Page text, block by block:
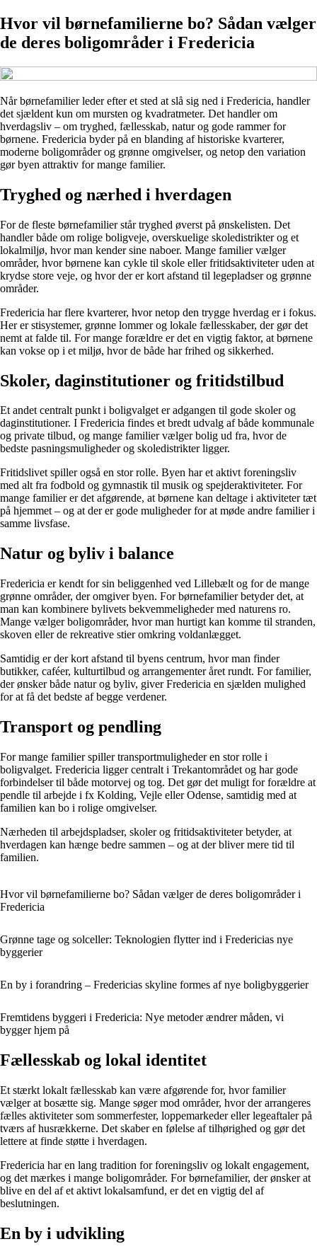
Hvor vil børnefamilierne bo? Sådan vælger
de deres boligområder i Fredericia
Når børnefamilier leder efter et sted at slå sig ned i Fredericia, handler
det sjældent kun om mursten og kvadratmeter. Det handler om
hverdagsliv – om tryghed, fællesskab, natur og gode rammer for
børnene. Fredericia byder på en blanding af historiske kvarterer,
moderne boligområder og grønne omgivelser, og netop den variation
gør byen attraktiv for mange familier.
Tryghed og nærhed i hverdagen
For de fleste børnefamilier står tryghed øverst på ønskelisten. Det
handler både om rolige boligveje, overskuelige skoledistrikter og et
lokalmiljø, hvor man kender sine naboer. Mange familier vælger
områder, hvor børnene kan cykle til skole eller fritidsaktiviteter uden at
krydse store veje, og hvor der er kort afstand til legepladser og grønne
områder.
Fredericia har flere kvarterer, hvor netop den trygge hverdag er i fokus.
Her er stisystemer, grønne lommer og lokale fællesskaber, der gør det
nemt at falde til. For mange forældre er det en vigtig faktor, at børnene
kan vokse op i et miljø, hvor de både har frihed og sikkerhed.
Skoler, daginstitutioner og fritidstilbud
Et andet centralt punkt i boligvalget er adgangen til gode skoler og
daginstitutioner. I Fredericia findes et bredt udvalg af både kommunale
og private tilbud, og mange familier vælger bolig ud fra, hvor de
bedste pasningsmuligheder og skoledistrikter ligger.
Fritidslivet spiller også en stor rolle. Byen har et aktivt foreningsliv
med alt fra fodbold og gymnastik til musik og spejderaktiviteter. For
mange familier er det afgørende, at børnene kan deltage i aktiviteter tæt
på hjemmet – og at der er gode muligheder for at møde andre familier i
samme livsfase.
Natur og byliv i balance
Fredericia er kendt for sin beliggenhed ved Lillebælt og for de mange
grønne områder, der omgiver byen. For børnefamilier betyder det, at
man kan kombinere bylivets bekvemmeligheder med naturens ro.
Mange vælger boligområder, hvor man hurtigt kan komme til stranden,
skoven eller de rekreative stier omkring voldanlægget.
Samtidig er der kort afstand til byens centrum, hvor man finder
butikker, caféer, kulturtilbud og arrangementer året rundt. For familier,
der ønsker både natur og byliv, giver Fredericia en sjælden mulighed
for at få det bedste af begge verdener.
Transport og pendling
For mange familier spiller transportmuligheder en stor rolle i
boligvalget. Fredericia ligger centralt i Trekantområdet og har gode
forbindelser til både motorvej og tog. Det gør det muligt for forældre at
pendle til arbejde i fx Kolding, Vejle eller Odense, samtidig med at
familien kan bo i rolige omgivelser.
Nærheden til arbejdspladser, skoler og fritidsaktiviteter betyder, at
hverdagen kan hænge bedre sammen – og at der bliver mere tid til
familien.
Hvor vil børnefamilierne bo? Sådan vælger de deres boligområder i
Fredericia
Grønne tage og solceller: Teknologien flytter ind i Fredericias nye
byggerier
En by i forandring – Fredericias skyline formes af nye boligbyggerier
Fremtidens byggeri i Fredericia: Nye metoder ændrer måden, vi
bygger hjem på
Fællesskab og lokal identitet
Et stærkt lokalt fællesskab kan være afgørende for, hvor familier
vælger at bosætte sig. Mange søger mod områder, hvor der arrangeres
fælles aktiviteter som sommerfester, loppemarkeder eller legeaftaler på
tværs af husrækkerne. Det skaber en følelse af tilhørighed og gør det
lettere at finde støtte i hverdagen.
Fredericia har en lang tradition for foreningsliv og lokalt engagement,
og det mærkes i mange boligområder. For børnefamilier, der ønsker at
blive en del af et aktivt lokalsamfund, er det en vigtig del af
beslutningen.
En by i udvikling